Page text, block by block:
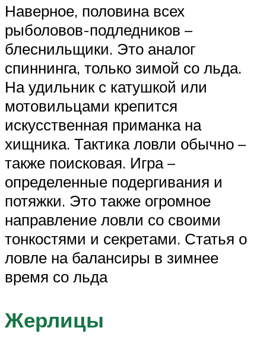
Наверное, половина всех
рыболовов-подледников –
блеснильщики. Это аналог
спиннинга, только зимой со льда.
На удильник с катушкой или
мотовильцами крепится
искусственная приманка на
хищника. Тактика ловли обычно –
также поисковая. Игра –
определенные подергивания и
потяжки. Это также огромное
направление ловли со своими
тонкостями и секретами. Статья о
ловле на балансиры в зимнее
время со льда
Жерлицы